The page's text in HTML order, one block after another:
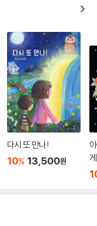
다시 또 만나!
10% 13,500원
게